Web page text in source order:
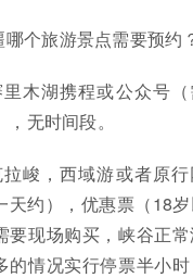
哪个旅游景点需要预约
里木湖携程或公众号
无时间段。
峻，西域游或者原
天约），优惠票（18
要现场购买，峡谷正
的情况实行停票半小